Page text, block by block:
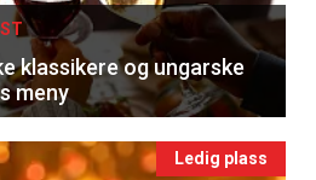
klassikere og ungarske
meny
Ledig plass